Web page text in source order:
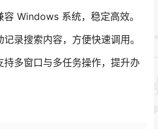
Windows 系统，稳定高效。
录搜索内容，方便快速调用。
持多窗口与多任务操作，提升办